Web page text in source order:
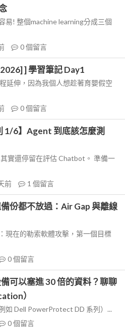
易! 整個machine learning分成三個
0個留言
] 學習筆記 Day1
延伸，因為我個人想趁著育嬰假空
0個留言
1/6】Agent 到底該怎麼測
實還停留在評估 Chatbot。 準備一
前 1 個留言
份都不放過：Air Gap 與離線
現在的勒索軟體攻擊，第一個目標
0個留言
可以塞進 30 倍的資料？聊聊
）
如 Dell PowerProtect DD 系列）...
0個留言